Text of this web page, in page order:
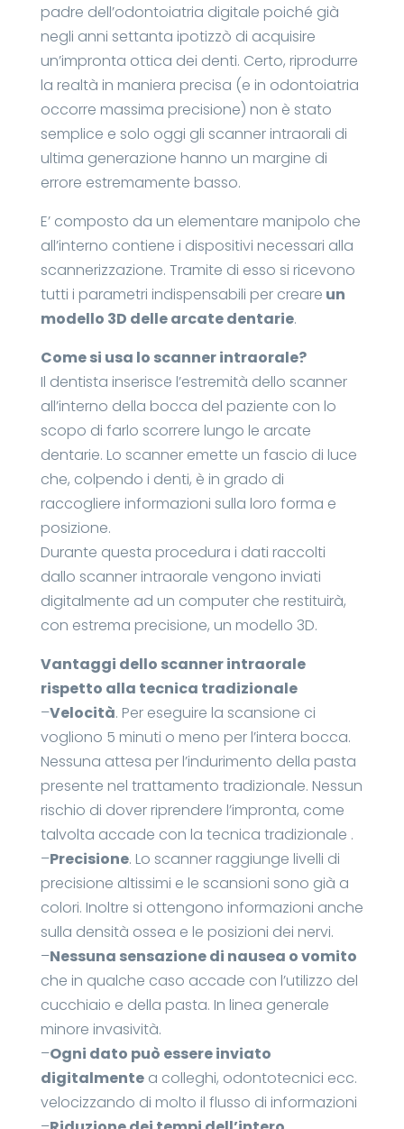
padre dell’odontoiatria digitale poiché già
negli anni settanta ipotizzò di acquisire
un’impronta ottica dei denti. Certo, riprodurre
la realtà in maniera precisa (e in odontoiatria
occorre massima precisione) non è stato
semplice e solo oggi gli scanner intraorali di
ultima generazione hanno un margine di
errore estremamente basso.
E’ composto da un elementare manipolo che
all’interno contiene i dispositivi necessari alla
scannerizzazione. Tramite di esso si ricevono
tutti i parametri indispensabili per creare un
modello 3D delle arcate dentarie.
Come si usa lo scanner intraorale?
Il dentista inserisce l’estremità dello scanner
all’interno della bocca del paziente con lo
scopo di farlo scorrere lungo le arcate
dentarie. Lo scanner emette un fascio di luce
che, colpendo i denti, è in grado di
raccogliere informazioni sulla loro forma e
posizione.
Durante questa procedura i dati raccolti
dallo scanner intraorale vengono inviati
digitalmente ad un computer che restituirà,
con estrema precisione, un modello 3D.
Vantaggi dello scanner intraorale
rispetto alla tecnica tradizionale
–Velocità. Per eseguire la scansione ci
vogliono 5 minuti o meno per l’intera bocca.
Nessuna attesa per l’indurimento della pasta
presente nel trattamento tradizionale. Nessun
rischio di dover riprendere l’impronta, come
talvolta accade con la tecnica tradizionale .
–Precisione. Lo scanner raggiunge livelli di
precisione altissimi e le scansioni sono già a
colori. Inoltre si ottengono informazioni anche
sulla densità ossea e le posizioni dei nervi.
–Nessuna sensazione di nausea o vomito
che in qualche caso accade con l’utilizzo del
cucchiaio e della pasta. In linea generale
minore invasività.
–Ogni dato può essere inviato
digitalmentea colleghi, odontotecnici ecc.
velocizzando di molto il flusso di informazioni